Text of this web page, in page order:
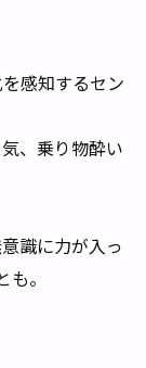
感知するセン
、乗り物酔い
識に力が入っ
。